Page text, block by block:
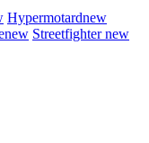
Hypermotardnew
new Streetfighternew